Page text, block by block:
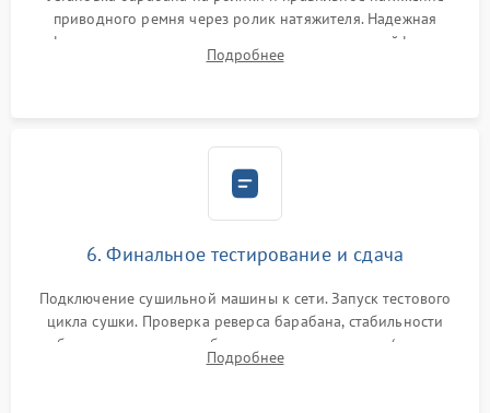
приводного ремня через ролик натяжителя. Надежная
фиксация всех узлов, подключение клемм и шлейфов к
модулю управления. Монтаж корпусных панелей, люка и
Подробнее
6. Финальное тестирование и сдача
Подключение сушильной машины к сети. Запуск тестового
цикла сушки. Проверка реверса барабана, стабильности
набора температуры, работы дренажного насоса (откачка
конденсата) и отсутствия посторонних скрипов, стуков или
Подробнее